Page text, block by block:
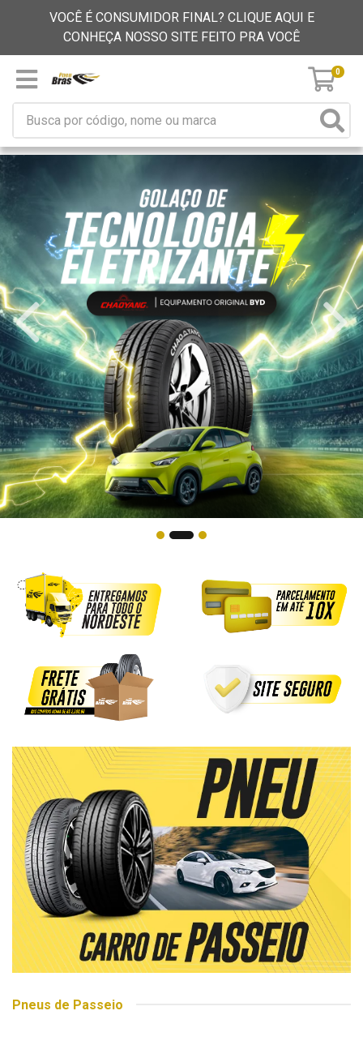
VOCÊ É CONSUMIDOR FINAL? CLIQUE AQUI E
CONHEÇA NOSSO SITE FEITO PRA VOCÊ
0
Pneus de Passeio